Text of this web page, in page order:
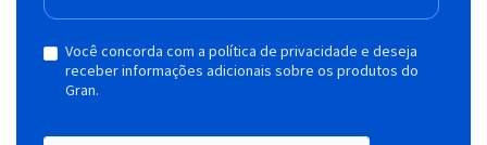
Você concorda com a política de privacidade e deseja
receber informações adicionais sobre os produtos do
Gran.